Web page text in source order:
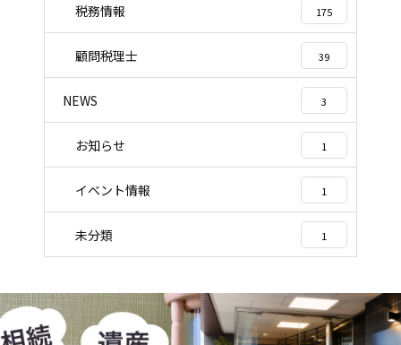
税務情報 175
顧問税理士 39
NEWS 3
お知らせ 1
イベント情報 1
未分類 1